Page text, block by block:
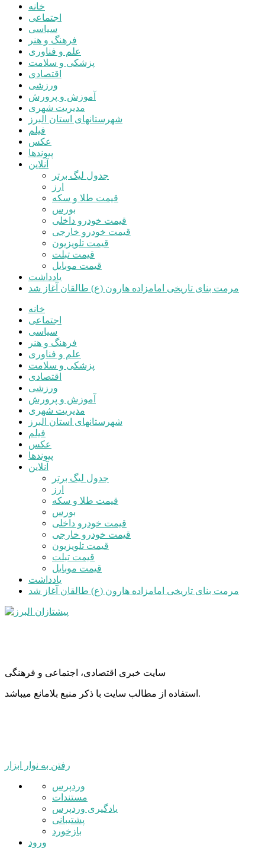
خانه
اجتماعی
سیاسی
فرهنگ و هنر
علم و فناوری
پزشکی و سلامت
اقتصادی
ورزشی
آموزش و پرورش
مدیریت شهری
شهرستانهای استان البرز
فیلم
عکس
پیوندها
آنلاین
جدول لیگ برتر
ارز
قیمت طلا و سکه
بورس
قیمت خودرو داخلی
قیمت خودرو خارجی
قیمت تلویزیون
قیمت تبلت
قیمت موبایل
یادداشت
مرمت بنای تاریخی امامزاده هارون (ع) طالقان آغاز شد
خانه
اجتماعی
سیاسی
فرهنگ و هنر
علم و فناوری
پزشکی و سلامت
اقتصادی
ورزشی
آموزش و پرورش
مدیریت شهری
شهرستانهای استان البرز
فیلم
عکس
پیوندها
آنلاین
جدول لیگ برتر
ارز
قیمت طلا و سکه
بورس
قیمت خودرو داخلی
قیمت خودرو خارجی
قیمت تلویزیون
قیمت تبلت
قیمت موبایل
یادداشت
مرمت بنای تاریخی امامزاده هارون (ع) طالقان آغاز شد
سایت خبری اقتصادی، اجتماعی و فرهنگی
استفاده از مطالب سایت با ذکر منبع بلامانع میباشد.
رفتن به نوار ابزار
درباره
وردپرس
وردپرس
مستندات
یادگیری وردپرس
پشتیبانی
بازخورد
ورود